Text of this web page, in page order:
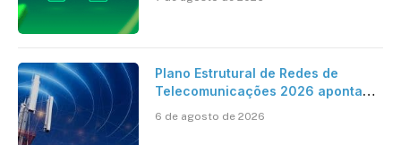
cartório
Plano Estrutural de Redes de
Telecomunicações 2026 aponta
mantém desafio
6 de agosto de 2026